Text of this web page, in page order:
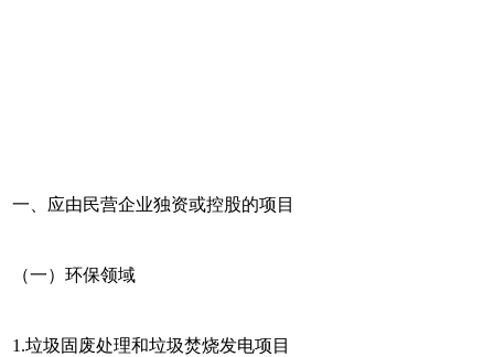
一、应由民营企业独资或控股的项目
（一）环保领域
1.垃圾固废处理和垃圾焚烧发电项目